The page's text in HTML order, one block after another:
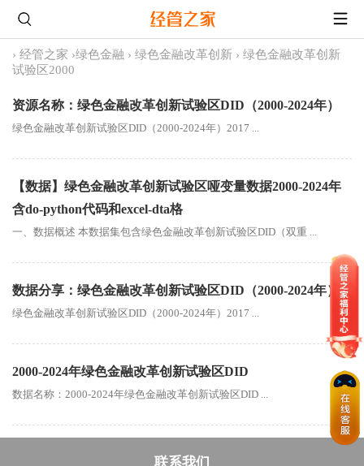
› 经管之家 ›绿色金融 › 绿色金融改革创新 › 绿色金融改革创新
试验区2000
资源名称：绿色金融改革创新试验区DID（2000-2024年）
绿色金融改革创新试验区DID（2000-2024年）2017 ...
【数据】绿色金融改革创新试验区哑变量数据2000-2024年
含do-python代码和excel-dta格
一、数据概述 本数据集包含绿色金融改革创新试验区DID（双重 ...
数据分享：绿色金融改革创新试验区DID（2000-2024年）
绿色金融改革创新试验区DID（2000-2024年）2017 ...
2000-2024年绿色金融改革创新试验区DID
数据名称：2000-2024年绿色金融改革创新试验区DID ...
联系我们